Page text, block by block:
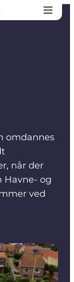
omdannes
når der
Havne- og
ved